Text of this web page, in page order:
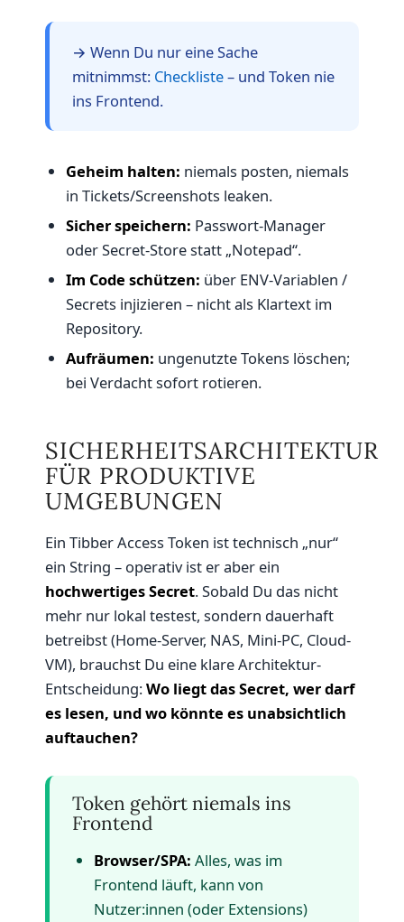
→ Wenn Du nur eine Sache
mitnimmst: Checkliste– und Token nie
ins Frontend.
Geheim halten: niemals posten, niemals
in Tickets/Screenshots leaken.
Sicher speichern: Passwort-Manager
oder Secret-Store statt „Notepad“.
Im Code schützen: über ENV-Variablen /
Secrets injizieren – nicht als Klartext im
Repository.
Aufräumen: ungenutzte Tokens löschen;
bei Verdacht sofort rotieren.
SICHERHEITSARCHITEKTUR
FÜR PRODUKTIVE
UMGEBUNGEN
Ein Tibber Access Token ist technisch „nur“
ein String – operativ ist er aber ein
hochwertiges Secret. Sobald Du das nicht
mehr nur lokal testest, sondern dauerhaft
betreibst (Home-Server, NAS, Mini-PC, Cloud-
VM), brauchst Du eine klare Architektur-
Entscheidung:Wo liegt das Secret, wer darf
es lesen, und wo könnte es unabsichtlich
auftauchen?
Token gehört niemals ins
Frontend
Browser/SPA: Alles, was im
Frontend läuft, kann von
Nutzer:innen (oder Extensions)